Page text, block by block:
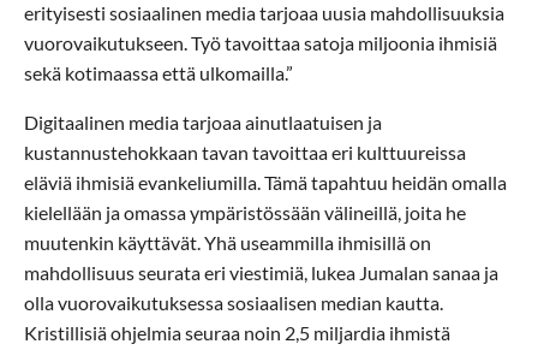
erityisesti sosiaalinen media tarjoaa uusia mahdollisuuksia
vuorovaikutukseen. Työ tavoittaa satoja miljoonia ihmisiä
sekä kotimaassa että ulkomailla.”
Digitaalinen media tarjoaa ainutlaatuisen ja
kustannustehokkaan tavan tavoittaa eri kulttuureissa
eläviä ihmisiä evankeliumilla. Tämä tapahtuu heidän omalla
kielellään ja omassa ympäristössään välineillä, joita he
muutenkin käyttävät. Yhä useammilla ihmisillä on
mahdollisuus seurata eri viestimiä, lukea Jumalan sanaa ja
olla vuorovaikutuksessa sosiaalisen median kautta.
Kristillisiä ohjelmia seuraa noin 2,5 miljardia ihmistä